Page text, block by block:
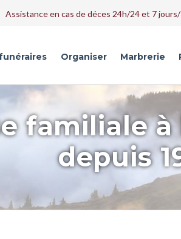
Assistance en cas de déces 24h/24 et 7
Organiser Marbrerie
familiale
depuis